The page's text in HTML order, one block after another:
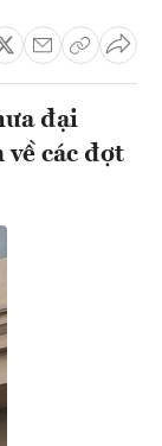
đại
về các đợt